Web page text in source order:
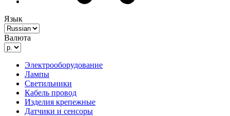
Язык
Валюта
Электрооборудование
Лампы
Светильники
Кабель провод
Изделия крепежные
Датчики и сенсоры